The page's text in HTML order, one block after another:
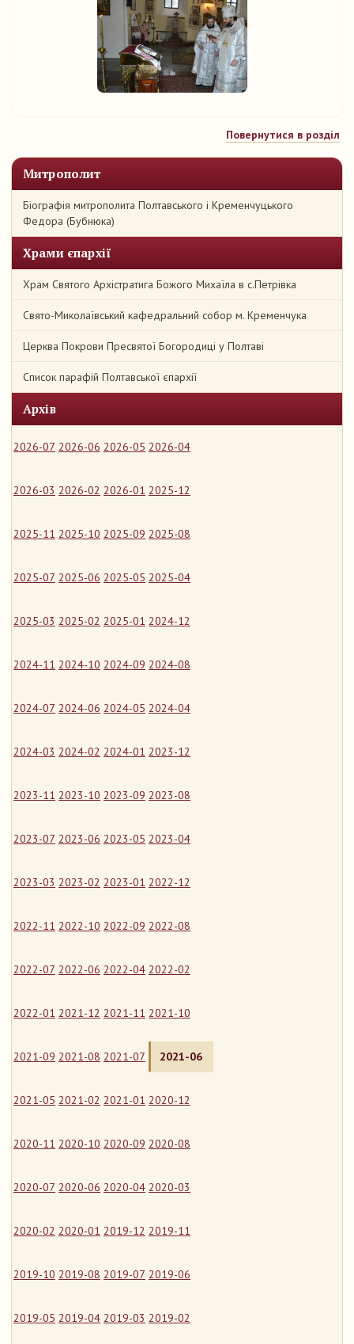
Митрополит
Біографія митрополита Полтавського і Кременчуцького
Федора (Бубнюка)
Храми єпархії
Храм Святого Архістратига Божого Михаїла в с.Петрівка
Свято-Миколаївський кафедральний собор м. Кременчука
Церква Покрови Пресвятої Богородиці у Полтаві
Список парафій Полтавської єпархії
Архів
2026-07 2026-06 2026-05 2026-04
2026-03 2026-02 2026-01 2025-12
2025-11 2025-10 2025-09 2025-08
2025-07 2025-06 2025-05 2025-04
2025-03 2025-02 2025-01 2024-12
2024-11 2024-10 2024-09 2024-08
2024-07 2024-06 2024-05 2024-04
2024-03 2024-02 2024-01 2023-12
2023-11 2023-10 2023-09 2023-08
2023-07 2023-06 2023-05 2023-04
2023-03 2023-02 2023-01 2022-12
2022-11 2022-10 2022-09 2022-08
2022-07 2022-06 2022-04 2022-02
2022-01 2021-12 2021-11 2021-10
2021-09 2021-08 2021-07 2021-06
2021-05 2021-02 2021-01 2020-12
2020-11 2020-10 2020-09 2020-08
2020-07 2020-06 2020-04 2020-03
2020-02 2020-01 2019-12 2019-11
2019-10 2019-08 2019-07 2019-06
2019-05 2019-04 2019-03 2019-02
Повернутися в розділ